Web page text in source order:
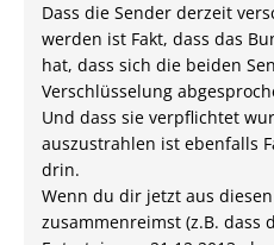
Dass die Sender derzeit
werden ist Fakt, dass das
hat, dass sich die beiden
Verschlüsselung
Und dass sie verpflichtet
auszustrahlen ist ebenfalls
drin.
Wenn du dir jetzt aus
zusammenreimst (z.B. dass